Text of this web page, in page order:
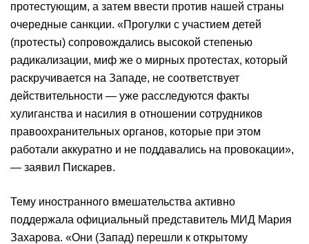
протестующим, а затем ввести против нашей страны
очередные санкции. «Прогулки с участием детей
(протесты) сопровождались высокой степенью
радикализации, миф же о мирных протестах, который
раскручивается на Западе, не соответствует
действительности — уже расследуются факты
хулиганства и насилия в отношении сотрудников
правоохранительных органов, которые при этом
работали аккуратно и не поддавались на провокации»,
— заявил Пискарев.
Тему иностранного вмешательства активно
поддержала официальный представитель МИД Мария
Захарова. «Они (Запад) перешли к открытому